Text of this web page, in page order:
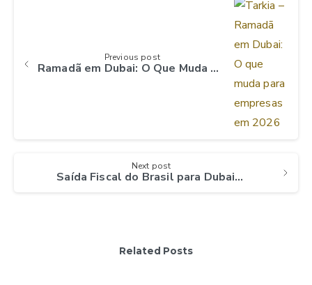
Previous post
Ramadã em Dubai: O Que Muda Para Empresas em 2026
Next post
Saída Fiscal do Brasil para Dubai: Guia Completo 2026
Related Posts